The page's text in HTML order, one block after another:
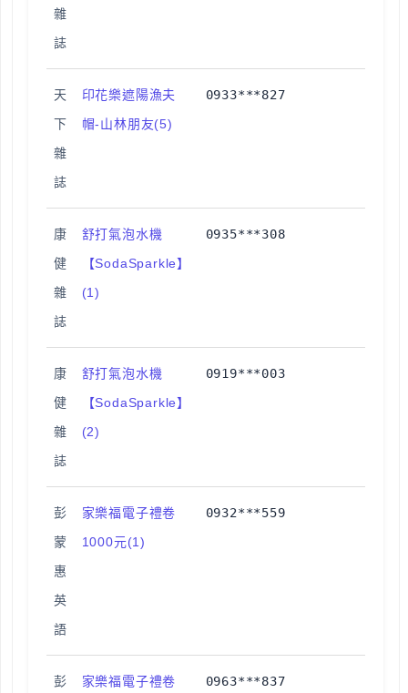
雜
誌
天
下
雜
誌
印花樂遮陽漁夫
帽-山林朋友(5)
0933***827
康
健
雜
誌
舒打氣泡水機
【SodaSparkle】
(1)
0935***308
康
健
雜
誌
舒打氣泡水機
【SodaSparkle】
(2)
0919***003
彭
蒙
惠
英
語
家樂福電子禮卷
1000元(1)
0932***559
彭
家樂福電子禮卷
0963***837